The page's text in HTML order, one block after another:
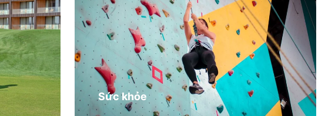
Sức khỏe